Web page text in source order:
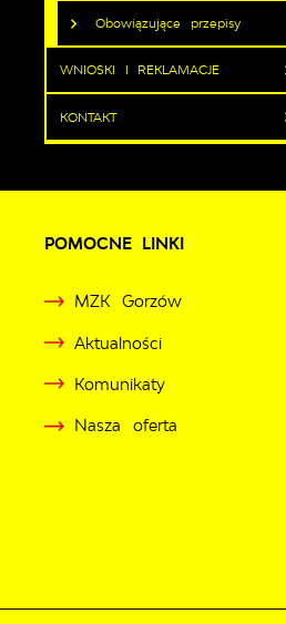
Obowiązujące przepisy
WNIOSKI I REKLAMACJE
KONTAKT
POMOCNE LINKI
MZK Gorzów
Aktualności
Komunikaty
Nasza oferta